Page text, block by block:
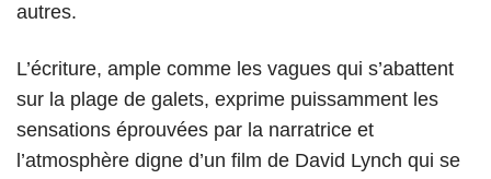
autres.
L’écriture, ample comme les vagues qui s’abattent
sur la plage de galets, exprime puissamment les
sensations éprouvées par la narratrice et
l’atmosphère digne d’un film de David Lynch qui se